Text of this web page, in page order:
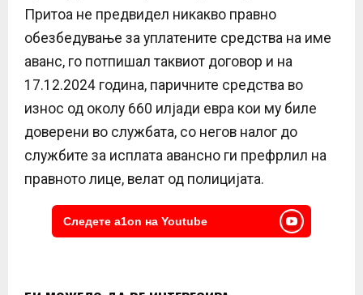
Притоа не предвидел никакво правно
обезбедување за уплатените средства на име
аванс, го потпишал таквиот договор и на
17.12.2024 година, паричните средства во
износ од околу 660 илјади евра кои му биле
доверени во службата, со негов налог до
службите за исплата авансно ги префрлил на
правното лице, велат од полицијата.
Следете a1on на Youtube